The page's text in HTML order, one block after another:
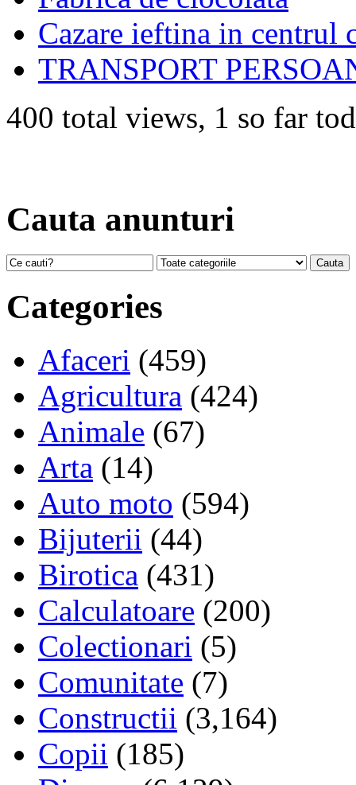
Cazare ieftina in centrul
TRANSPORT
400 total views, 1 so far
Cauta anunturi
Categories
Afaceri (459)
Agricultura (424)
Animale (67)
Arta (14)
Auto moto (594)
Bijuterii (44)
Birotica (431)
Calculatoare (200)
Colectionari (5)
Comunitate (7)
Constructii (3,164)
Copii (185)